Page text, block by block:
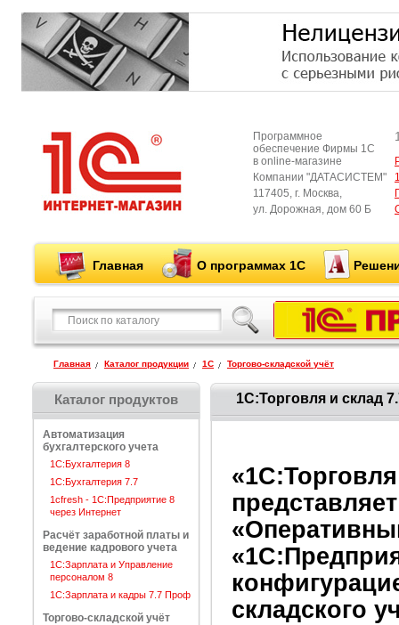
Программное
обеспечение Фирмы 1С
в online-магазине
Компании "ДАТАСИСТЕМ"
117405, г. Москва,
ул. Дорожная, дом 60 Б
Главная О программах 1С
Главная Каталог продукции 1С Торгово-складской учёт
Каталог продуктов
Автоматизация
бухгалтерского учета
1С:Бухгалтерия 8
1С:Бухгалтерия 7.7
1cfresh - 1С:Предприятие 8
через Интернет
Расчёт заработной платы и
ведение кадрового учета
1С:Зарплата и Управление
персоналом 8
1С:Зарплата и кадры 7.7 Проф
Торгово-складской учёт
1С:Торговля и склад
складского